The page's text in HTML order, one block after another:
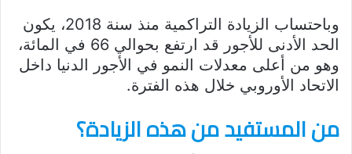
وباحتساب الزيادة التراكمية منذ سنة 2018، يكون
الحد الأدنى للأجور قد ارتفع بحوالي 66 في المائة،
وهو من أعلى معدلات النمو في الأجور الدنيا داخل
الاتحاد الأوروبي خلال هذه الفترة.
من المستفيد من هذه الزيادة؟